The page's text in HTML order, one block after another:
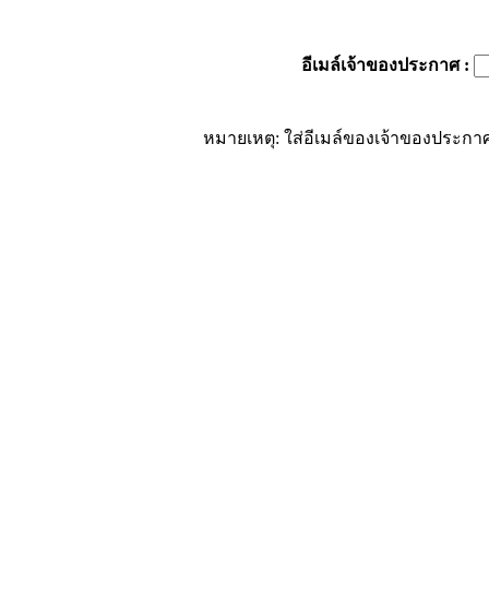
อีเมล์เจ้าของประกาศ:
หมายเหตุ: ใส่อีเมล์ของเจ้าของประก